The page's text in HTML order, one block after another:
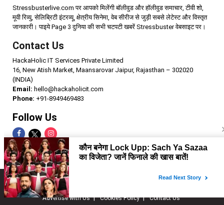
Stressbusterlive.com पर आपको मिलेंगी बॉलीवुड और हॉलीवुड समाचार, टीवी शो,
मूवी रिव्यु, सेलिब्रिटी इंटरव्यू, क्षेत्रीय सिनेमा, वेब सीरीज से जुड़ी सबसे लेटेस्ट और विस्तृत
जानकारी। पाइये Page 3 दुनिया की सभी चटपटी खबरें Stressbuster वेबसाइट पर।
Contact Us
HackaHolic IT Services Private Limited
16, New Atish Market, Maansarovar Jaipur, Rajasthan – 302020
(INDIA)
Email: hello@hackaholicit.com
Phone: +91-8949469483
Follow Us
Copyright © 2024 HackaHolic IT Services Private Limited
Home
About us
Advertise with Us
Cookies Policy Contact Us